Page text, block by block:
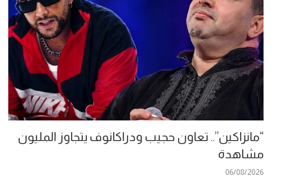
“مانزاكين”.. تعاون حجيب ودراكانوف يتجاوز المليون
مشاهدة
06/08/2026